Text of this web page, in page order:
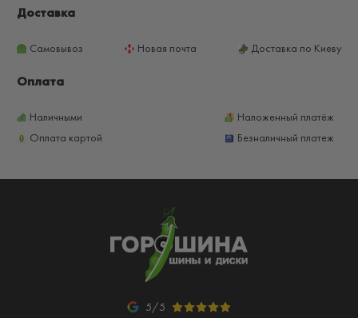
Доставка
Самовывоз Новая почта Доставка по Киеву
Оплата
Наличными
Наложенный платёж
Оплата картой
Безналичный платеж
5/5